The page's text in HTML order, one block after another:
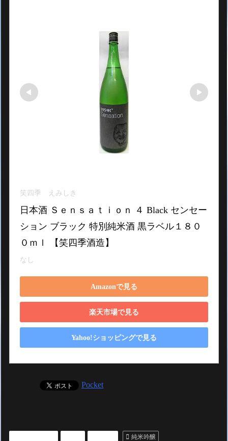
笑四季 えみしき
日本酒 Ｓｅｎｓａｔｉｏｎ ４ Black センセー
ション ブラック 特別純米酒 黒ラベル１８０
０ｍｌ 【笑四季酒造】
なし
Amazonで見る
楽天市場で見る
Yahoo!ショッピングで見る
Pocket
純米吟醸